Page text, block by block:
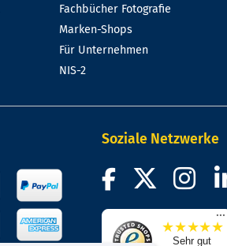
Fachbücher Fotografie
Marken-Shops
Für Unternehmen
NIS-2
Soziale Netzwerke
...
★★★★★
Sehr gut